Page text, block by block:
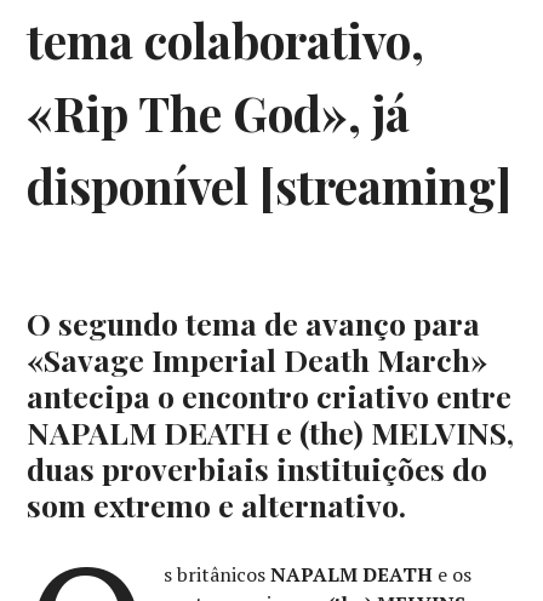
tema colaborativo,
«Rip The God», já
disponível [streaming]
O segundo tema de avanço para
«Savage Imperial Death March»
antecipa o encontro criativo entre
NAPALM DEATH e (the) MELVINS,
duas proverbiais instituições do
som extremo e alternativo.
s britânicosNAPALM DEATHe os